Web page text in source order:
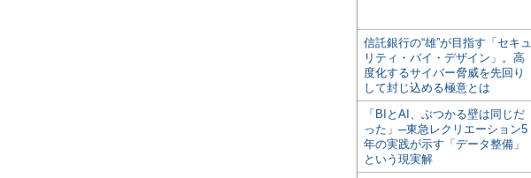
信託銀行の“雄”が目指す「セキュ
リティ・バイ・デザイン」。高
度化するサイバー脅威を先回り
して封じ込める極意とは
「BIとAI、ぶつかる壁は同じだ
った」─東急レクリエーション5
年の実践が示す「データ整備」
という現実解